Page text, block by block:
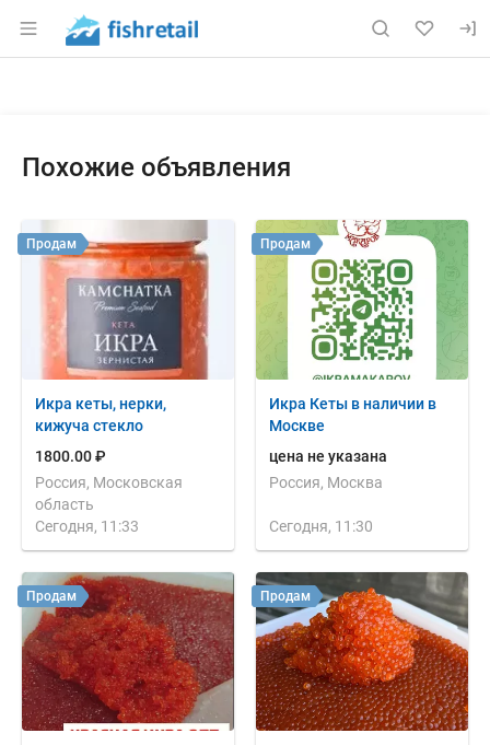
Раздел навигации по сайту fishretail.ru
Похожие объявления
Икра кеты, нерки,
кижуча стекло
1800.00 ₽
Россия, Московская
область
Сегодня, 11:33
Продам
Икра Кеты в наличии в
Москве
цена не указана
Россия, Москва
Сегодня, 11:30
Продам
Продам Продам